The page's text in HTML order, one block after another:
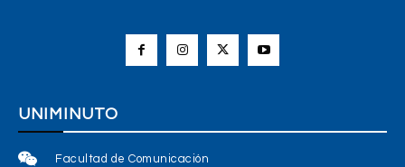
UNIMINUTO
Facultad de Comunicación